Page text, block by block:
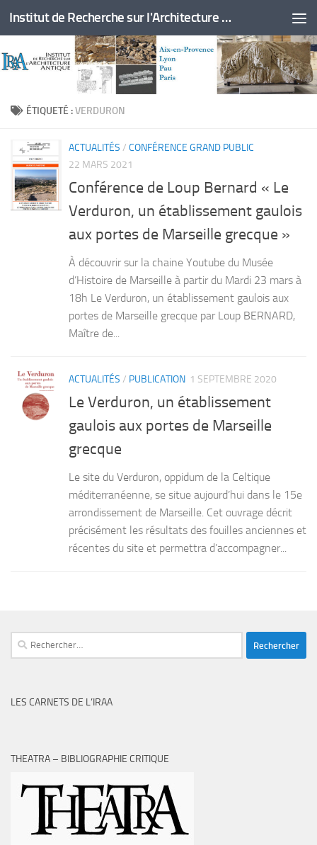
Skip to content Institut de Recherche sur l'Architecture Antique
ÉTIQUETÉ :VERDURON
ACTUALITÉS / CONFÉRENCE GRAND PUBLIC
22 MARS 2021
Conférence de Loup Bernard « Le
Verduron, un établissement gaulois
aux portes de Marseille grecque »
À découvrir sur la chaine Youtube du Musée
d’Histoire de Marseille à partir du Mardi 23 mars à
18h Le Verduron, un établissement gaulois aux
portes de Marseille grecque par Loup BERNARD,
Maître de...
ACTUALITÉS / PUBLICATION 1 SEPTEMBRE 2020
Le Verduron, un établissement
gaulois aux portes de Marseille
grecque
Le site du Verduron, oppidum de la Celtique
méditerranéenne, se situe aujourd’hui dans le 15e
arrondissement de Marseille. Cet ouvrage décrit
précisément les résultats des fouilles anciennes et
récentes du site et permettra d’accompagner...
Rechercher :
LES CARNETS DE L’IRAA
THEATRA – BIBLIOGRAPHIE CRITIQUE